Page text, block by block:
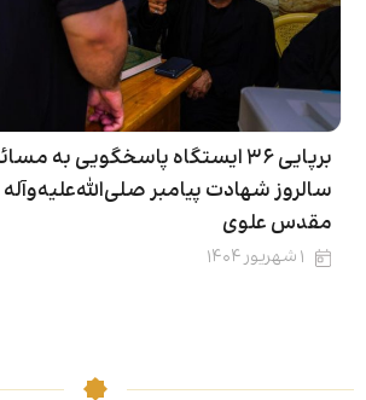
برپایی ۳۶ ایستگاه پاسخگویی به
سالروز شهادت پیامبر
مقدس علوی
۱ شهریور ۱۴۰۴